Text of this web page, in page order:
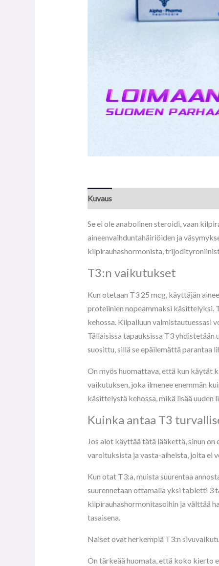
Kuvaus
Se ei ole anabolinen steroidi, vaan
aineenvaihduntahäiriöiden ja
kilpirauhashormonista,
T3:n vaikutukset
Kun otetaan T3 25 mcg, käyttäjän
proteiinien nopeammaksi käsittelyksi.
kehossa. Kilpailuun valmistautuessasi
Tällaisissa tapauksissa T3 yhdistetään
suosittu, sillä se epäilemättä parantaa
On myös huomattava, että kun käytät
vaikutuksen, joka ilmenee enemmän
käsittelystä kehossa, mikä lisää uuden
Kuinka antaa T3
Jos aiot käyttää tätä lääkettä, sinun
varoituksista ja vasta-aiheista, joita ei
Kun otat T3:a, muista suurentaa
suurennetaan ottamalla yksi tabletti 3
kilpirauhashormonitasoihin ja välttää
tasaisena.
Naiset ovat herkempiä T3:n
On tärkeää huomata, että koko kierto